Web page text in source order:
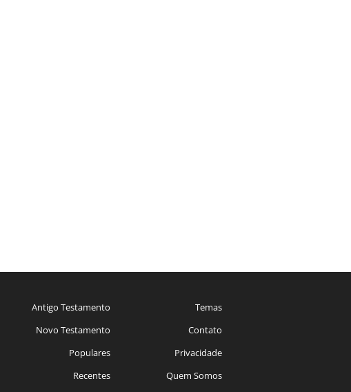
Antigo Testamento
Novo Testamento
Populares
Recentes
Temas
Contato
Privacidade
Quem Somos